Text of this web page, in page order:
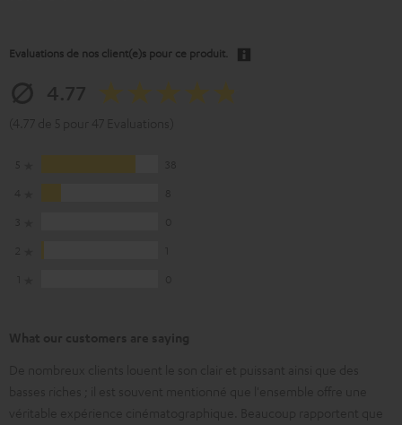
Evaluations de nos client(e)s pour ce produit.